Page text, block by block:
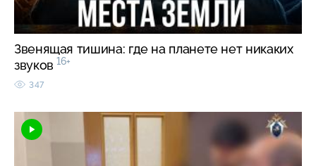
Звенящая тишина: где на планете нет никаких
звуков 16+
347